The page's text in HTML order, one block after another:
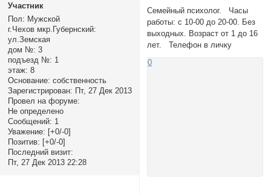
Участник
Пол: Мужской
г.Чехов мкр.Губернский:
ул.Земская
дом №: 3
подъезд №: 1
этаж: 8
Основание: собственность
Зарегистрирован: Пт, 27 Дек 2013
Провел на форуме:
Не определено
Сообщений: 1
Уважение: [+0/-0]
Позитив: [+0/-0]
Последний визит:
Пт, 27 Дек 2013 22:28
Семейный психолог. Часы
работы: с 10-00 до 20-00. Без
выходных. Возраст от 1 до 16
лет. Телефон в личку
0